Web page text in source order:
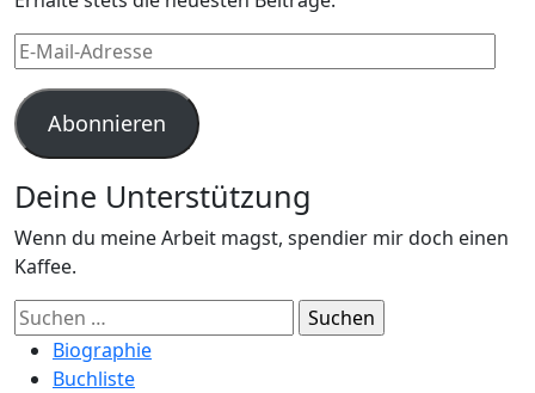
E-
Mail-
Adresse
Abonnieren
Deine Unterstützung
Wenn du meine Arbeit magst, spendier mir doch einen
Kaffee.
Suchen
nach:Biographie
Buchliste